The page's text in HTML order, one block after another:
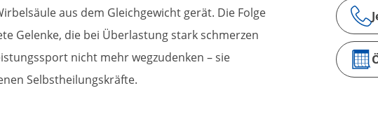
aus dem Gleichgewicht gerät. Die Folge
Gelenke, die bei Überlastung stark schmerzen
nicht mehr wegzudenken – sie
Selbstheilungskräfte.